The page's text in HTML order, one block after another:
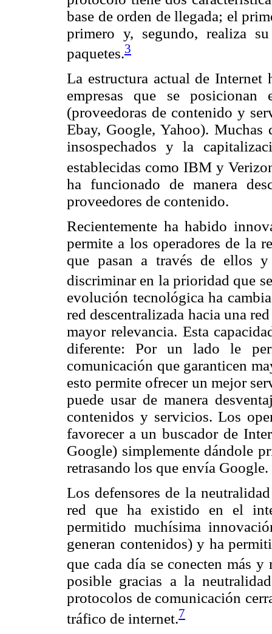
base de orden de llegada; el
primero y, segundo, realiza
paquetes.3
La estructura actual de Internet
empresas que se
(proveedoras de contenido y
Ebay, Google, Yahoo). Muchas
insospechados y la
establecidas como IBM y
ha funcionado de manera
proveedores de contenido.
Recientemente ha habido
permite a los operadores de la
que pasan a través de ellos
discriminar en la prioridad que
evolución tecnológica ha
red descentralizada hacia una
mayor relevancia. Esta
diferente: Por un lado le
comunicación que garanticen
esto permite ofrecer un mejor
puede usar de manera
contenidos y servicios. Los
favorecer a un buscador de
Google) simplemente dándole
retrasando los que envía Google.
Los defensores de la
red que ha existido en el
permitido muchísima
generan contenidos) y ha
que cada día se conecten más y
posible gracias a la
protocolos de comunicación
tráfico de internet.7